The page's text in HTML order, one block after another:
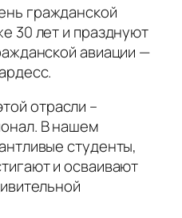
гражданской
30 лет и празднуют
авиации —
отрасли –
В нашем
студенты,
и осваивают